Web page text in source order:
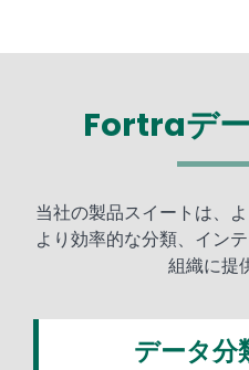
Fortraデ
当社の製品スイートは、
より効率的な分類、イン
組織に提
データ分